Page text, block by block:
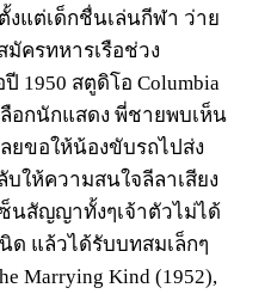
งแต่เด็กชื่นเล่นกีฬา ว่าย
ครทหารเรือช่วง
1950 สตูดิโอ Columbia
ลือกนักแสดง พี่ชายพบเห็น
ยขอให้น้องขับรถไปส่ง
ให้ความสนใจลีลาเสียง
นสัญญาทั้งๆเจ้าตัวไม่ได้
ด แล้วได้รับบทสมเล็กๆ
Marrying Kind (1952),